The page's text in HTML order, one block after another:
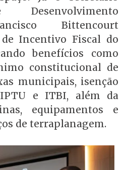
Bittencourt
Incentivo Fiscal do
benefícios como
constitucional de
municipais, isenção
e ITBI, além da
equipamentos e
de terraplanagem.